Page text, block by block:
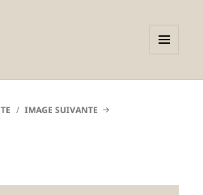
et
adultes et
WIDGETS
IMAGE SUIVANTE